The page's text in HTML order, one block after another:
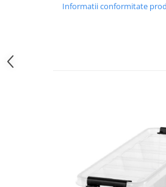
Informatii conformitate